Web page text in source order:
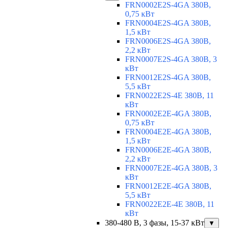
FRN0002E2S-4GA 380В,
0,75 кВт
FRN0004E2S-4GA 380В,
1,5 кВт
FRN0006E2S-4GA 380В,
2,2 кВт
FRN0007E2S-4GA 380В, 3
кВт
FRN0012E2S-4GA 380В,
5,5 кВт
FRN0022E2S-4E 380В, 11
кВт
FRN0002E2E-4GA 380В,
0,75 кВт
FRN0004E2E-4GA 380В,
1,5 кВт
FRN0006E2E-4GA 380В,
2,2 кВт
FRN0007E2E-4GA 380В, 3
кВт
FRN0012E2E-4GA 380В,
5,5 кВт
FRN0022E2E-4E 380В, 11
кВт
380-480 В, 3 фазы, 15-37 кВт
▼